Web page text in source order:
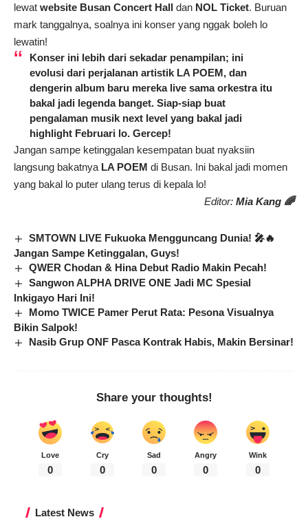
lewat website Busan Concert Hall dan NOL Ticket. Buruan
mark tanggalnya, soalnya ini konser yang nggak boleh lo
lewatin!
Konser ini lebih dari sekadar penampilan; ini
evolusi dari perjalanan artistik LA POEM, dan
dengerin album baru mereka live sama orkestra itu
bakal jadi legenda banget. Siap-siap buat
pengalaman musik next level yang bakal jadi
highlight Februari lo. Gercep!
Jangan sampe ketinggalan kesempatan buat nyaksiin
langsung bakatnya LA POEM di Busan. Ini bakal jadi momen
yang bakal lo puter ulang terus di kepala lo!
Editor: Mia Kang 🌈
SMTOWN LIVE Fukuoka Mengguncang Dunia! 🎤🔥
Jangan Sampe Ketinggalan, Guys!
QWER Chodan & Hina Debut Radio Makin Pecah!
Sangwon ALPHA DRIVE ONE Jadi MC Spesial
Inkigayo Hari Ini!
Momo TWICE Pamer Perut Rata: Pesona Visualnya
Bikin Salpok!
Nasib Grup ONF Pasca Kontrak Habis, Makin Bersinar!
Share your thoughts!
Love
0
Cry
0
Sad
0
Angry
0
Wink
0
Latest News